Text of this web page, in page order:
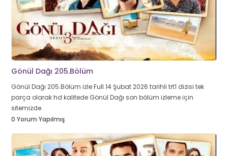
Gönül Dağı 205.Bölüm
Gönül Dağı 205.Bölüm izle Full 14 Şubat 2026 tarihli trt1 dizisi tek
parça olarak hd kalitede Gönül Dağı son bölüm izleme için
sitemizde.
0 Yorum Yapılmış